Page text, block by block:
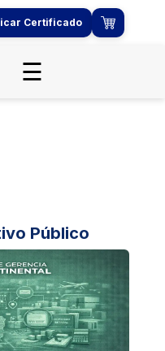
Certificado
☰
Público